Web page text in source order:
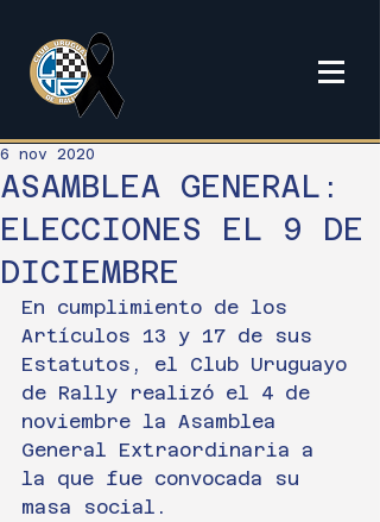
ASAMBLEA GENERAL:
ELECCIONES EL 9 DE
DICIEMBRE
6 nov 2020
En cumplimiento de los
Artículos 13 y 17 de sus
Estatutos, el Club Uruguayo
de Rally realizó el 4 de
noviembre la Asamblea
General Extraordinaria a
la que fue convocada su
masa social.